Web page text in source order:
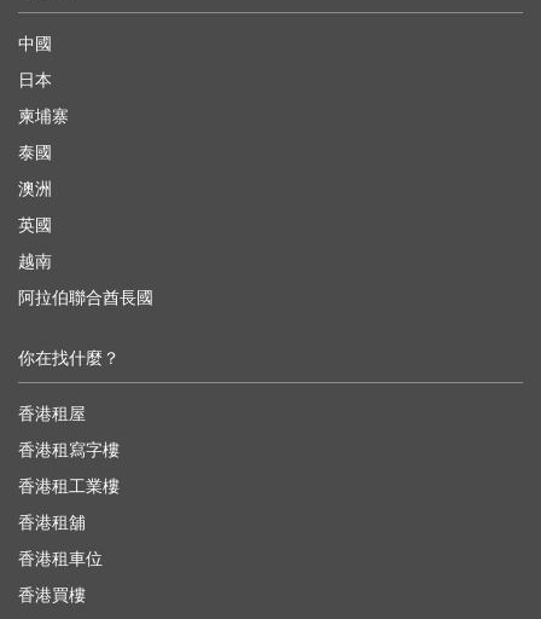
中國
日本
柬埔寨
泰國
澳洲
英國
越南
阿拉伯聯合酋長國
你在找什麼？
香港租屋
香港租寫字樓
香港租工業樓
香港租舖
香港租車位
香港買樓